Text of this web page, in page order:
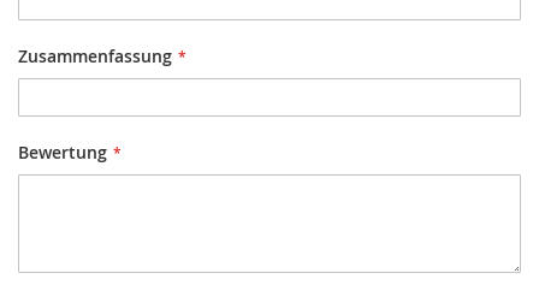
Zusammenfassung
Bewertung